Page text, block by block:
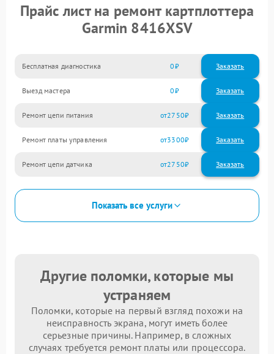
Прайс лист на ремонт картплоттера
Garmin 8416XSV
Бесплатная диагностика 0 Заказать
Выезд мастера 0 Заказать
Ремонт цепи питания 2750
Ремонт платы управления 3300
Ремонт цепи датчика 2750
Показать все услуги
Другие поломки, которые мы
устраняем
Поломки, которые на первый взгляд похожи на
неисправность экрана, могут иметь более
серьезные причины. Например, в сложных
случаях требуется ремонт платы или процессора.